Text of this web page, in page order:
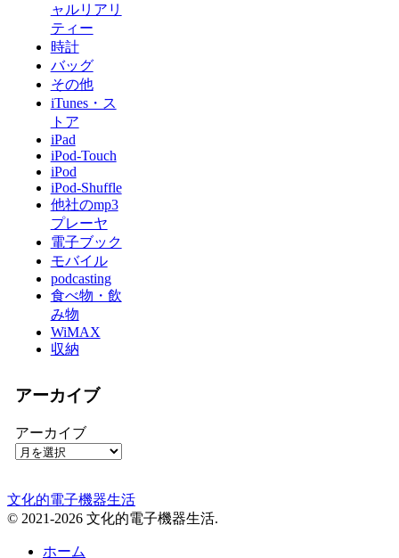
ャルリアリ
ティー
時計
バッグ
その他
iTunes・ス
トア
iPad
iPod-Touch
iPod
iPod-Shuffle
他社のmp3
プレーヤ
電子ブック
モバイル
podcasting
食べ物・飲
み物
WiMAX
収納
アーカイブ
アーカイブ
文化的電子機器生活
© 2021-2026 文化的電子機器生活.
ホーム